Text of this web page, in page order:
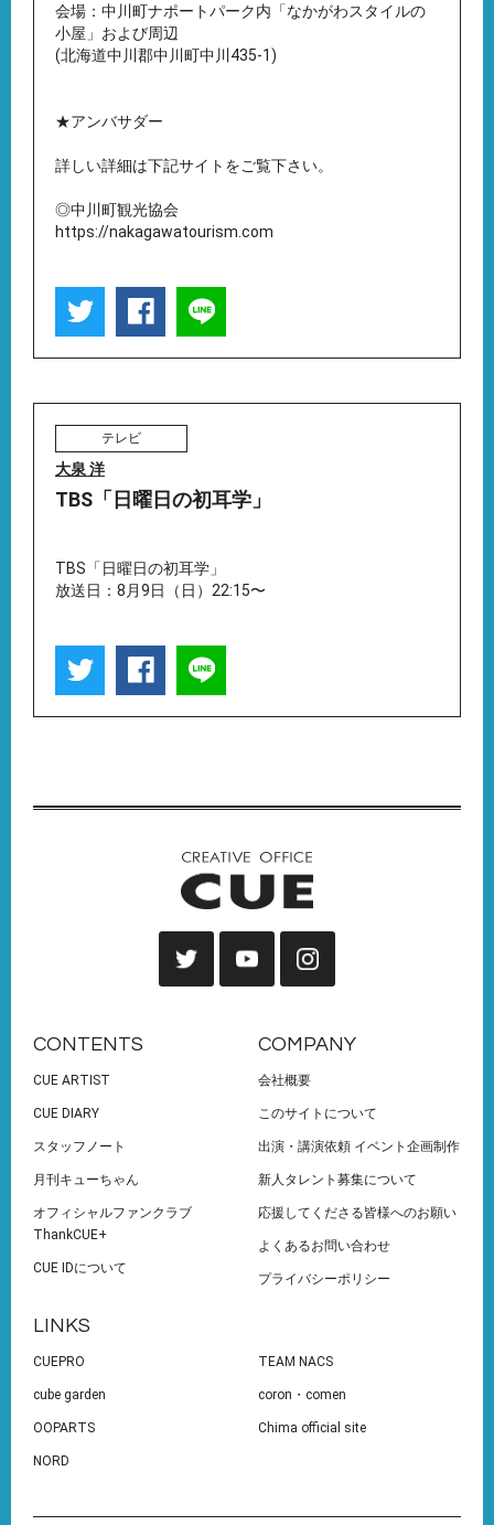
会場：中川町ナポートパーク内「なかがわスタイルの
小屋」および周辺
(北海道中川郡中川町中川435-1)
★アンバサダー
詳しい詳細は下記サイトをご覧下さい。
◎中川町観光協会
https://nakagawatourism.com
テレビ
大泉 洋
TBS「日曜日の初耳学」
TBS「日曜日の初耳学」
放送日：8月9日（日）22:15〜
CONTENTS
CUE ARTIST
CUE DIARY
スタッフノート
月刊キューちゃん
オフィシャルファンクラブ
ThankCUE+
CUE IDについて
COMPANY
会社概要
このサイトについて
出演・講演依頼 イベント企画制作
新人タレント募集について
応援してくださる皆様へのお願い
よくあるお問い合わせ
プライバシーポリシー
LINKS
CUEPRO TEAM NACS
cube garden coron・comen
OOPARTS Chima official site
NORD